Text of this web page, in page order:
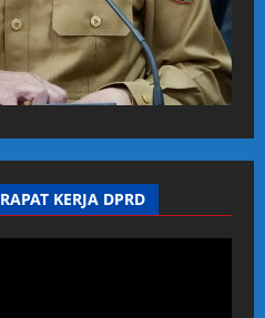
KERJA DPRD